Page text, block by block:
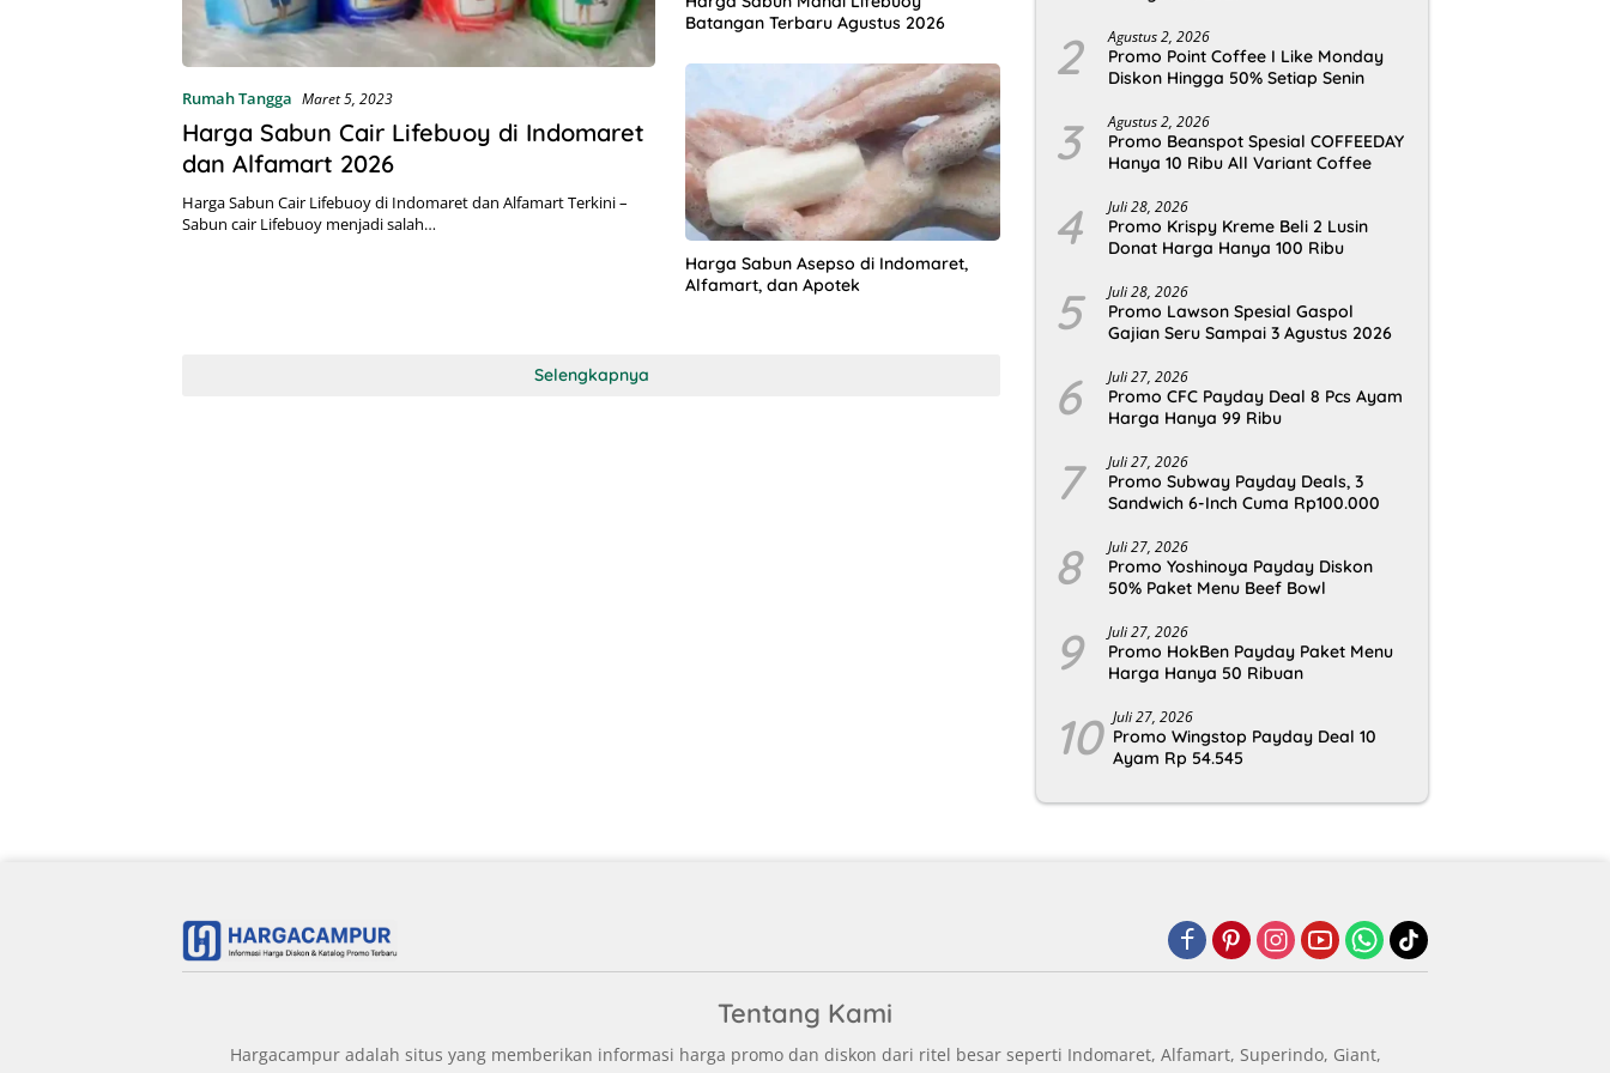
Rumah Tangga Maret 5, 2023
Harga Sabun Cair Lifebuoy di Indomaret
dan Alfamart 2026
Harga Sabun Cair Lifebuoy di Indomaret dan Alfamart Terkini –
Sabun cair Lifebuoy menjadi salah…
Batangan Terbaru Agustus 2026
Harga Sabun Asepso di Indomaret,
Alfamart, dan Apotek
Selengkapnya
2 Agustus 2, 2026
Promo Point Coffee I Like Monday
Diskon Hingga 50% Setiap Senin
3 Agustus 2, 2026
Promo Beanspot Spesial COFFEEDAY
Hanya 10 Ribu All Variant Coffee
4 Juli 28, 2026
Promo Krispy Kreme Beli 2 Lusin
Donat Harga Hanya 100 Ribu
5 Juli 28, 2026
Promo Lawson Spesial Gaspol
Gajian Seru Sampai 3 Agustus 2026
6 Juli 27, 2026
Promo CFC Payday Deal 8 Pcs Ayam
Harga Hanya 99 Ribu
7 Juli 27, 2026
Promo Subway Payday Deals, 3
Sandwich 6-Inch Cuma Rp100.000
8 Juli 27, 2026
Promo Yoshinoya Payday Diskon
50% Paket Menu Beef Bowl
9 Juli 27, 2026
Promo HokBen Payday Paket Menu
Harga Hanya 50 Ribuan
10 Juli 27, 2026
Promo Wingstop Payday Deal 10
Ayam Rp 54.545
Tentang Kami
Hargacampur adalah situs yang memberikan informasi harga promo dan diskon dari ritel besar seperti Indomaret, Alfamart, Superindo, Giant,